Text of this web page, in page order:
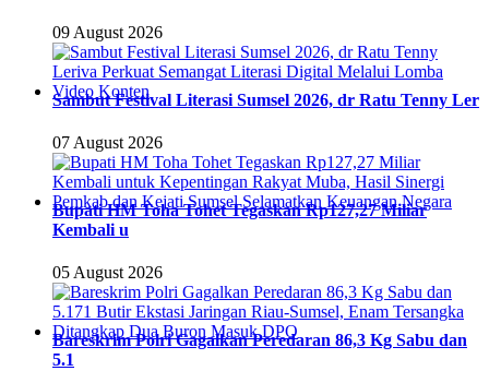
09 August 2026
Sambut Festival Literasi Sumsel 2026, dr Ratu Tenny Ler
07 August 2026
Bupati HM Toha Tohet Tegaskan Rp127,27 Miliar
Kembali u
05 August 2026
Bareskrim Polri Gagalkan Peredaran 86,3 Kg Sabu dan
5.1